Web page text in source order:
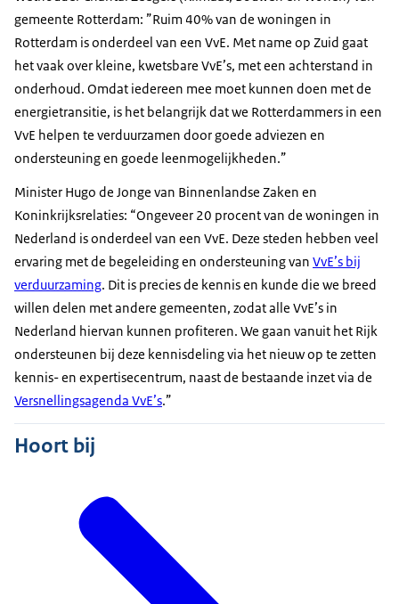
gemeente Rotterdam: ”Ruim 40% van de woningen in
Rotterdam is onderdeel van een VvE. Met name op Zuid gaat
het vaak over kleine, kwetsbare VvE’s, met een achterstand in
onderhoud. Omdat iedereen mee moet kunnen doen met de
energietransitie, is het belangrijk dat we Rotterdammers in een
VvE helpen te verduurzamen door goede adviezen en
ondersteuning en goede leenmogelijkheden.”
Minister Hugo de Jonge van Binnenlandse Zaken en
Koninkrijksrelaties: “Ongeveer 20 procent van de woningen in
Nederland is onderdeel van een VvE. Deze steden hebben veel
ervaring met de begeleiding en ondersteuning van VvE’s bij
verduurzaming. Dit is precies de kennis en kunde die we breed
willen delen met andere gemeenten, zodat alle VvE’s in
Nederland hiervan kunnen profiteren. We gaan vanuit het Rijk
ondersteunen bij deze kennisdeling via het nieuw op te zetten
kennis- en expertisecentrum, naast de bestaande inzet via de
Versnellingsagenda VvE’s.”
Hoort bij